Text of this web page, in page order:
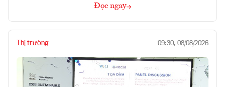
Đọc ngay
Thị trường 09:30, 08/08/2026